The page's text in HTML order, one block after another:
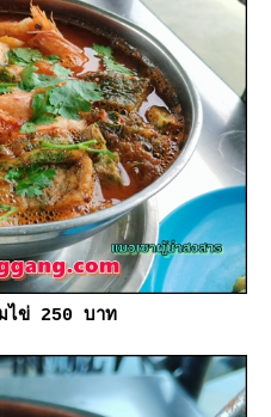
ไข่ 250 บาท